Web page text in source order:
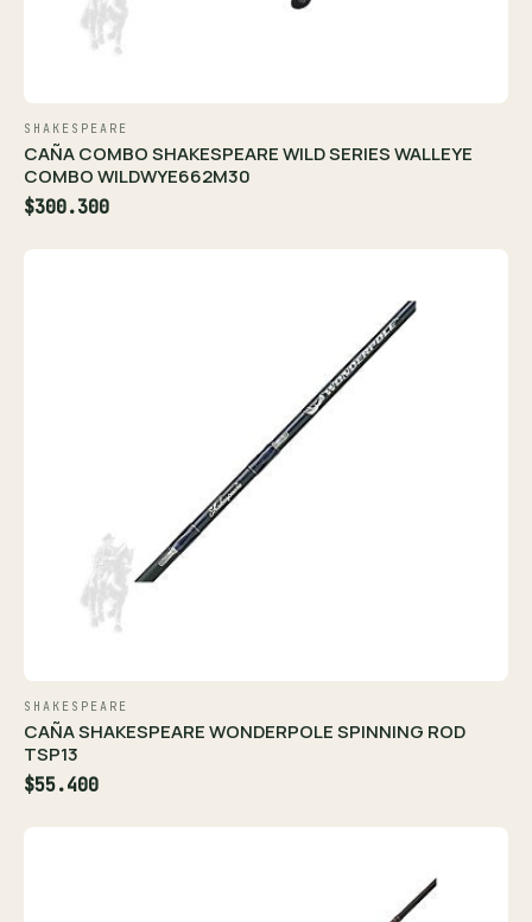
SHAKESPEARE
CAÑA COMBO SHAKESPEARE WILD SERIES WALLEYE
COMBO WILDWYE662M30
$300.300
SHAKESPEARE
CAÑA SHAKESPEARE WONDERPOLE SPINNING ROD
TSP13
$55.400